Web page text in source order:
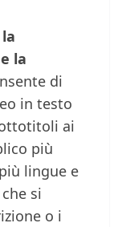
la
di
in testo
ai
più
lingue e
si
o i